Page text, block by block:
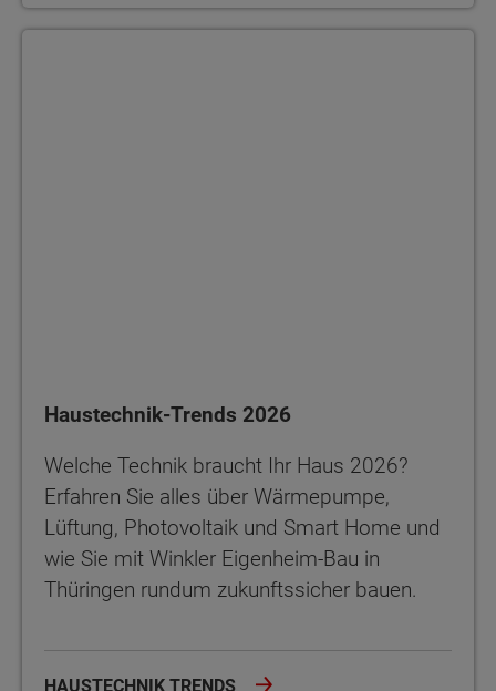
Haustechnik-Trends 2026
Welche Technik braucht Ihr Haus 2026?
Erfahren Sie alles über Wärmepumpe,
Lüftung, Photovoltaik und Smart Home und
wie Sie mit Winkler Eigenheim-Bau in
Thüringen rundum zukunftssicher bauen.
HAUSTECHNIK TRENDS